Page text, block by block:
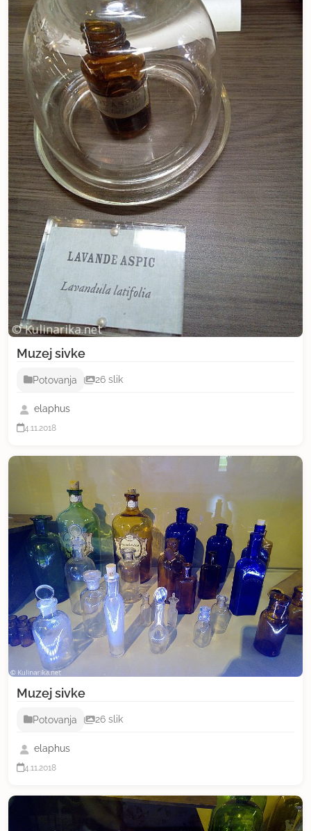
Muzej sivke
Potovanja 26 slik
elaphus
4.11.2018
Muzej sivke
Potovanja 26 slik
elaphus
4.11.2018